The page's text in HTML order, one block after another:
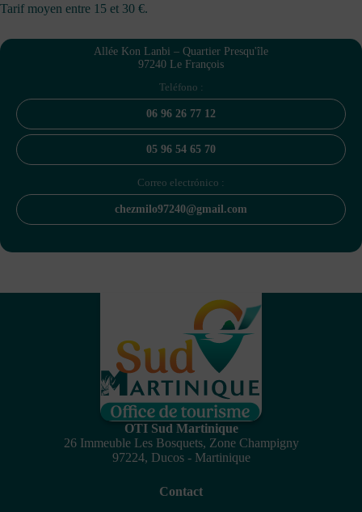
Tarif moyen entre 15 et 30 €.
Allée Kon Lanbi – Quartier Presqu'île
97240 Le François
Teléfono :
06 96 26 77 12
05 96 54 65 70
Correo electrónico :
chezmilo97240@gmail.com
OTI Sud Martinique
26 Immeuble Les Bosquets, Zone Champigny
97224, Ducos - Martinique
Contact